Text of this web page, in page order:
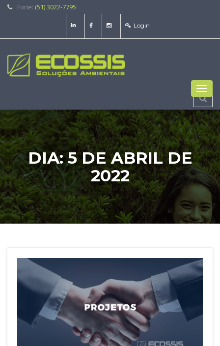
Fone: (51) 3022-7795
Login
DIA:5 DE ABRIL DE
2022